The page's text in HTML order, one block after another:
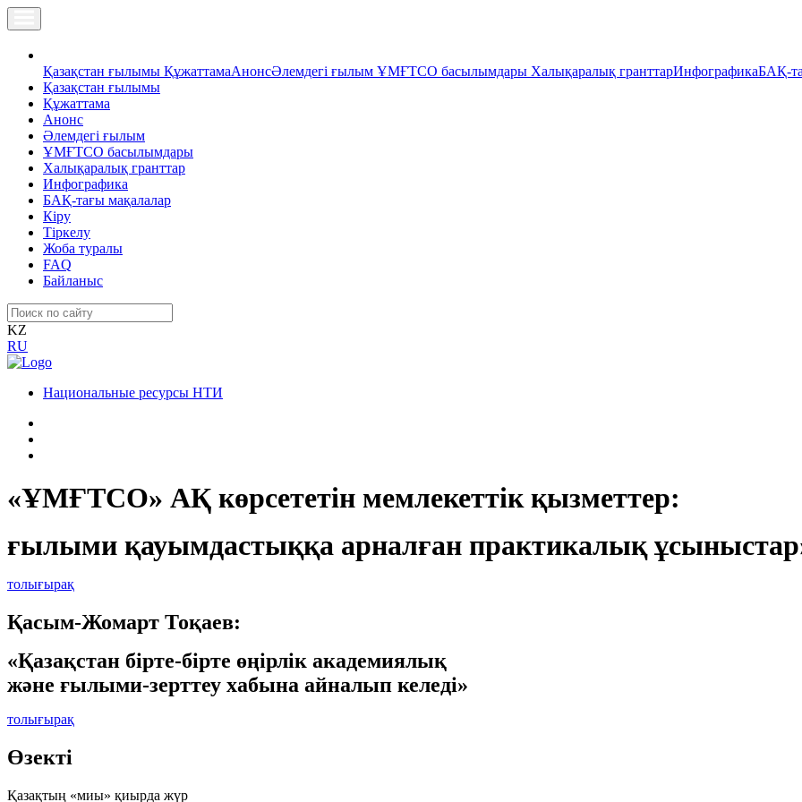
Қазақстан ғылымы ҚұжаттамаАнонсӘлемдегі ғылым ҰМҒТСО басылымдары Халықаралық гранттарИнфографикаБАҚ-
Қазақстан ғылымы
Құжаттама
Анонс
Әлемдегі ғылым
ҰМҒТСО басылымдары
Халықаралық гранттар
Инфографика
БАҚ-тағы мақалалар
Кіру
Тіркелу
Жоба туралы
FAQ
Байланыс
KZ
RU
Национальные ресурсы НТИ
«ҰМҒТСО» АҚ көрсететін мемлекеттік қызметтер:
ғылыми қауымдастыққа арналған практикалық
толығырақ
Қасым-Жомарт Тоқаев:
«Қазақстан бірте-бірте өңірлік академиялық
және ғылыми-зерттеу хабына айналып келеді»
толығырақ
Өзектi
Қазақтың «миы» қиырда жүр